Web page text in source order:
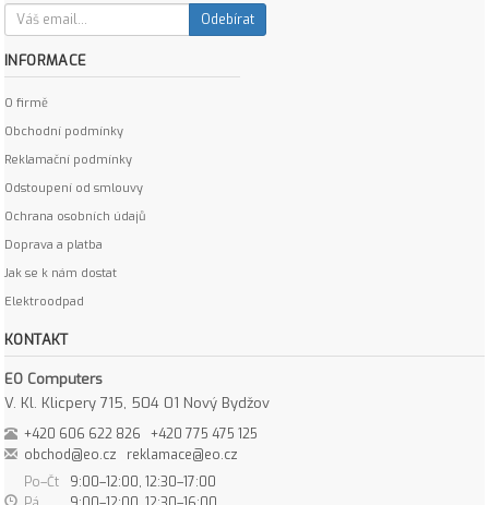
Odebírat
INFORMACE
O firmě
Obchodní podmínky
Reklamační podmínky
Odstoupení od smlouvy
Ochrana osobních údajů
Doprava a platba
Jak se k nám dostat
Elektroodpad
KONTAKT
EO Computers
V. Kl. Klicpery 715, 504 01 Nový Bydžov
+420 606 622 826
+420 775 475 125
obchod@eo.cz
reklamace@eo.cz
Po–Čt
9:00–12:00, 12:30–17:00